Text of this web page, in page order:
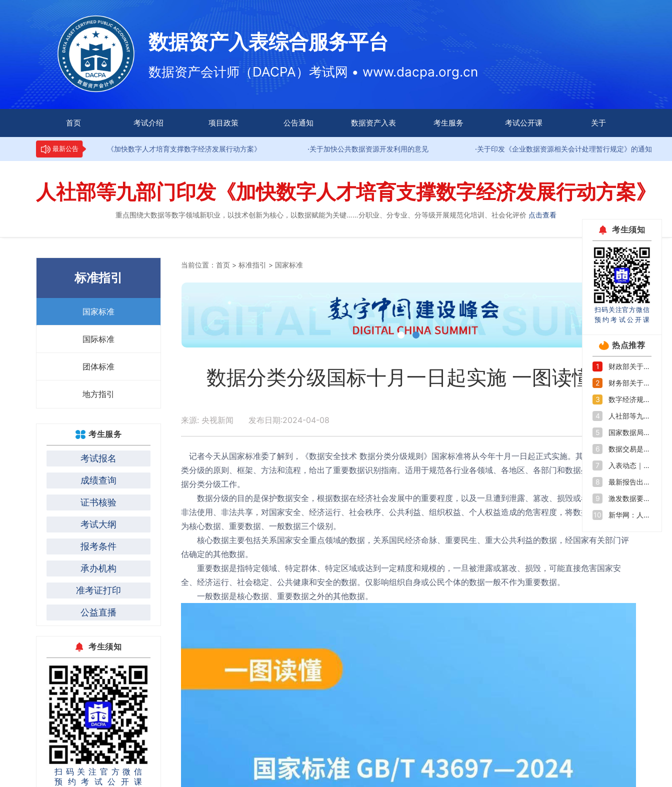
数据资产入表综合服务平台
数据资产会计师（DACPA）考试网 • www.dacpa.org.cn
首页 考试介绍 项目政策 公告通知 数据资产入表 考生服务 考试公开课 关于
最新公告
·9部门印发《加快数字人才培育支撑数字经济发展行动方案》 ·关于加快公共数据资源开发利用的意见 ·关于印发《企业数据资源相关会计处理暂行规定》的通知 ·9部门
人社部等九部门印发《加快数字人才培育支撑数字经济发展行动方案》
重点围绕大数据等数字领域新职业，以技术创新为核心，以数据赋能为关键……分职业、分专业、分等级开展规范化培训、社会化评价 点击查看
考生须知
扫码关注官方微信
预约考试公开课
热点推荐
1
财政部关于印发《企业数据资源相关会计处理暂行规定》的通知
2
财务部关于印发《关于加强数据资产管理的指导意见》的通知
3
数字经济规模持续扩大 如何抓好数字人才培养机遇期
4
人社部等九部门印发《加快数字人才培育支撑数字经济发展行动方案》
5
国家数据局等部门关于促进企业数据资源开发利用的意见
6
数据交易是什么？如何让“沉睡”的数据资源“活”起来
7
入表动态｜数据也能拿来融资 全球数源中心南沙启用
8
最新报告出炉！2023年我国数据生产总量达32.85ZB
9
激发数据要素价值 助力数字中国建设——第七届数字中国建设峰会开幕
10
新华网：人才缺口在2500万至3000万，中国数字人才培育行动方案出炉
标准指引
国家标准
国际标准
团体标准
地方指引
考生服务
考试报名
成绩查询
证书核验
考试大纲
报考条件
承办机构
准考证打印
公益直播
考生须知
扫码关注官方微信
预约考试公开课
当前位置： 首页 > 标准指引 > 国家标准
数据分类分级国标十月一日起实施 一图读懂→
来源: 央视新闻 发布日期:2024-04-08
记者今天从国家标准委了解到，《数据安全技术 数据分类分级规则》国家标准将从今年十月一日起正式实施。其规定了数据分
类分级的原则、框架、方法和流程，给出了重要数据识别指南。适用于规范各行业各领域、各地区、各部门和数据处理者开展数
据分类分级工作。
数据分级的目的是保护数据安全，根据数据在经济社会发展中的重要程度，以及一旦遭到泄露、篡改、损毁或者非法获取、
非法使用、非法共享，对国家安全、经济运行、社会秩序、公共利益、组织权益、个人权益造成的危害程度， 将数据从高到低分
为核心数据、重要数据、一般数据三个级别。
核心数据主要包括关系国家安全重点领域的数据，关系国民经济命脉、重要民生、重大公共利益的数据，经国家有关部门评
估确定的其他数据。
重要数据是指特定领域、特定群体、特定区域或达到一定精度和规模的，一旦被泄露或篡改、损毁，可能直接危害国家安
全、经济运行、社会稳定、公共健康和安全的数据。仅影响组织自身或公民个体的数据一般不作为重要数据。
一般数据是核心数据、重要数据之外的其他数据。